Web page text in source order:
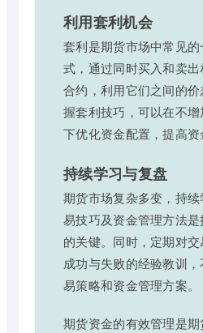
利用套利机会
套利是期货市场中常见
式，通过同时买入和卖
合约，利用它们之间的
握套利技巧，可以在不
下优化资金配置，提高资
持续学习与复盘
期货市场复杂多变，持
易技巧及资金管理方法
的关键。同时，定期对交
成功与失败的经验教训
易策略和资金管理方案。
期货资金的有效管理是